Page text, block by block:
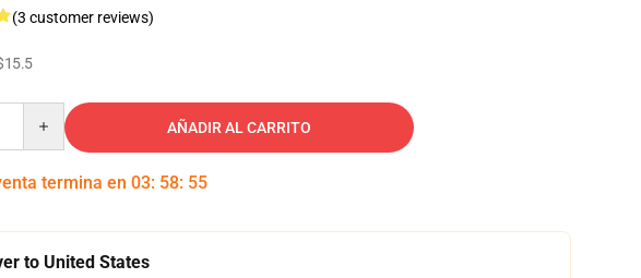
(3 customer reviews)
AÑADIR AL CARRITO
termina en 03: 58: 54
to United States